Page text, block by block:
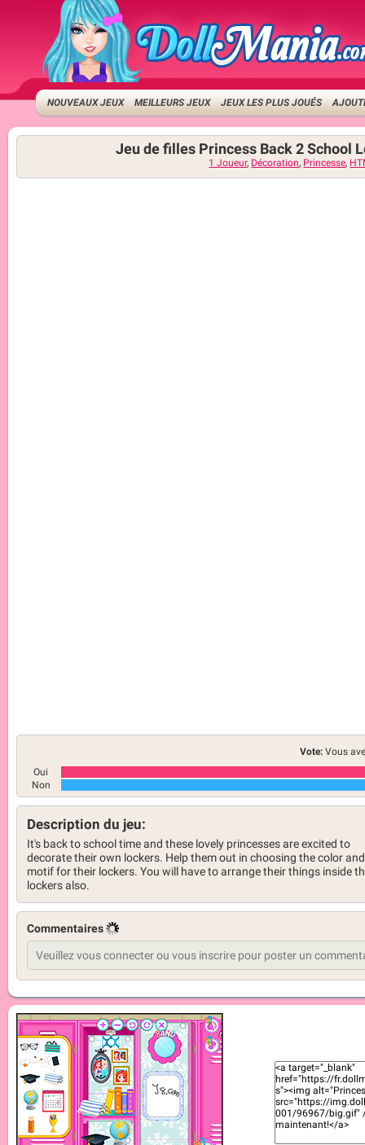
NOUVEAUX JEUX MEILLEURS JEUX JEUX LES PLUS JOUÉS
Jeu de filles Princess Back 2 School
1 Joueur, Décoration, Princesse,
Vote: Vous
Oui
Non
Description du jeu:
It's back to school time and these lovely princesses are excited to
decorate their own lockers. Help them out in choosing the color and
motif for their lockers. You will have to arrange their things inside
lockers also.
Commentaires